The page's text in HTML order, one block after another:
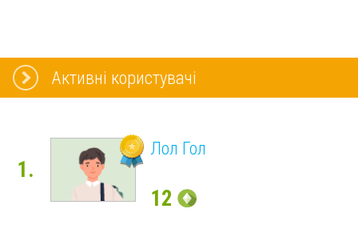
Активні користувачі
1.
Лол Гол
12